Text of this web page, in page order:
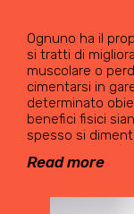
Ognuno ha il
si tratti di
muscolare o
cimentarsi in
determinato
benefici fisici
spesso si
Read more